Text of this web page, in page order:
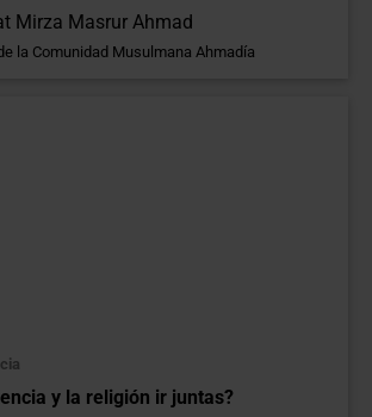
Mirza Masrur Ahmad
la Comunidad Musulmana Ahmadía
y la religión ir juntas?